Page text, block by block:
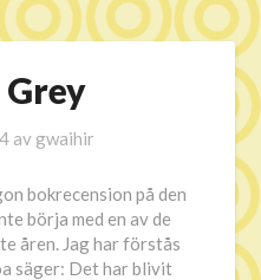
Grey
av gwaihir
bokrecension på den
börja med en av de
åren. Jag har förstås
säger: Det har blivit